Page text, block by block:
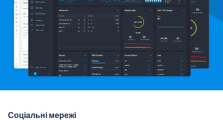
Соціальні мережі